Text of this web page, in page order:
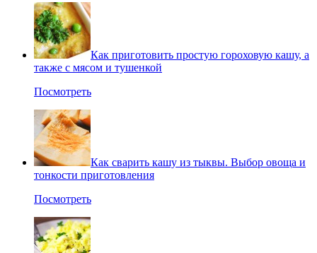
Как приготовить простую гороховую кашу, а
также с мясом и тушенкой
Посмотреть
Как сварить кашу из тыквы. Выбор овоща и
тонкости приготовления
Посмотреть